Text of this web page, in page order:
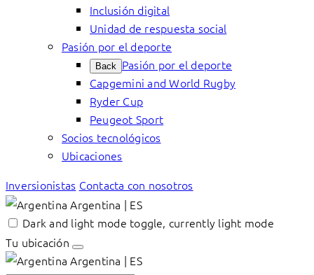
Inclusión digital
Unidad de respuesta social
Pasión por el deporte
Back Pasión por el deporte
Capgemini and World Rugby
Ryder Cup
Peugeot Sport
Socios tecnológicos
Ubicaciones
Inversionistas Contacta con nosotros
Argentina | ES
Dark and light mode toggle, currently light mode
Tu ubicación
Argentina | ES